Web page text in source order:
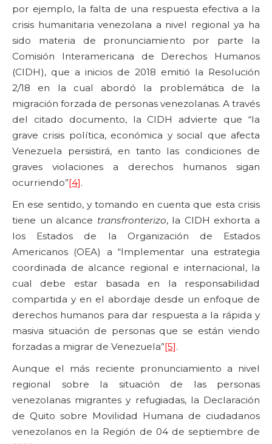
por ejemplo, la falta de una respuesta efectiva a la
crisis humanitaria venezolana a nivel regional ya ha
sido materia de pronunciamiento por parte la
Comisión Interamericana de Derechos Humanos
(CIDH), que a inicios de 2018 emitió la Resolución
2/18 en la cual abordó la problemática de la
migración forzada de personas venezolanas. A través
del citado documento, la CIDH advierte que “la
grave crisis política, económica y social que afecta
Venezuela persistirá, en tanto las condiciones de
graves violaciones a derechos humanos sigan
ocurriendo”[4].
En ese sentido, y tomando en cuenta que esta crisis
tiene un alcance transfronterizo, la CIDH exhorta a
los Estados de la Organización de Estados
Americanos (OEA) a “Implementar una estrategia
coordinada de alcance regional e internacional, la
cual debe estar basada en la responsabilidad
compartida y en el abordaje desde un enfoque de
derechos humanos para dar respuesta a la rápida y
masiva situación de personas que se están viendo
forzadas a migrar de Venezuela”[5].
Aunque el más reciente pronunciamiento a nivel
regional sobre la situación de las personas
venezolanas migrantes y refugiadas, la Declaración
de Quito sobre Movilidad Humana de ciudadanos
venezolanos en la Región de 04 de septiembre de